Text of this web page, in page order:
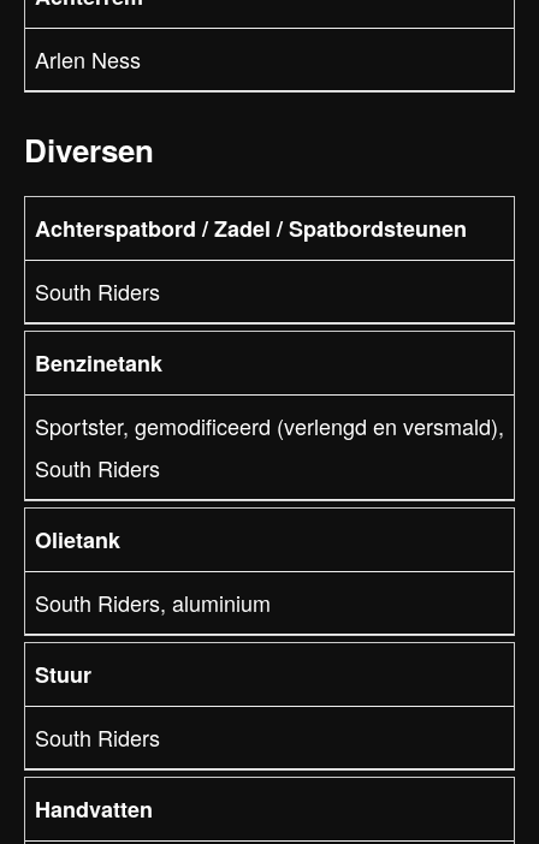
Arlen Ness
Diversen
Achterspatbord / Zadel / Spatbordsteunen
South Riders
Benzinetank
Sportster, gemodificeerd (verlengd en versmald),
South Riders
Olietank
South Riders, aluminium
Stuur
South Riders
Handvatten